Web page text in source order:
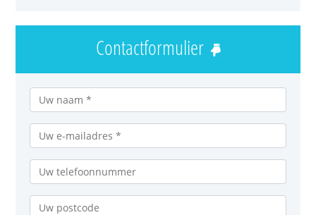
Contactformulier